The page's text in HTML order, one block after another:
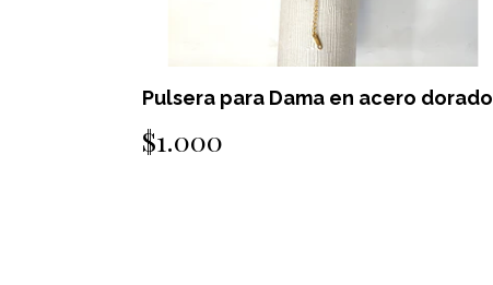
Pulsera para Dama en acero dorado
$1.000